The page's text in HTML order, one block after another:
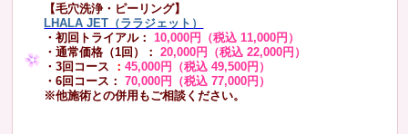
【毛穴洗浄・ピーリング】
LHALA JET（ララジェット）
・初回トライアル： 10,000円（税込 11,000円）
・通常価格（1回）：
20,000円（税込 22,000円）
・3回コース ：45,000円（税込 49,500円）
・6回コース：
70,000円（税込 77,000円）
※他施術との併用もご相談ください。